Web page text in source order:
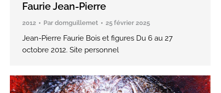
Faurie Jean-Pierre
2012 Par domguillemet 25 février 2025
Jean-Pierre Faurie Bois et figures Du 6 au 27
octobre 2012. Site personnel